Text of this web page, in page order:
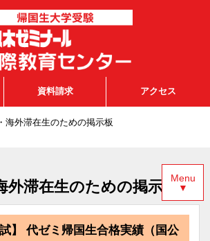
Menu
▼
資料請求 アクセス
海外滞在生のための掲示板
外滞在生のための掲示板
試】 代ゼミ帰国生合格実績（国公